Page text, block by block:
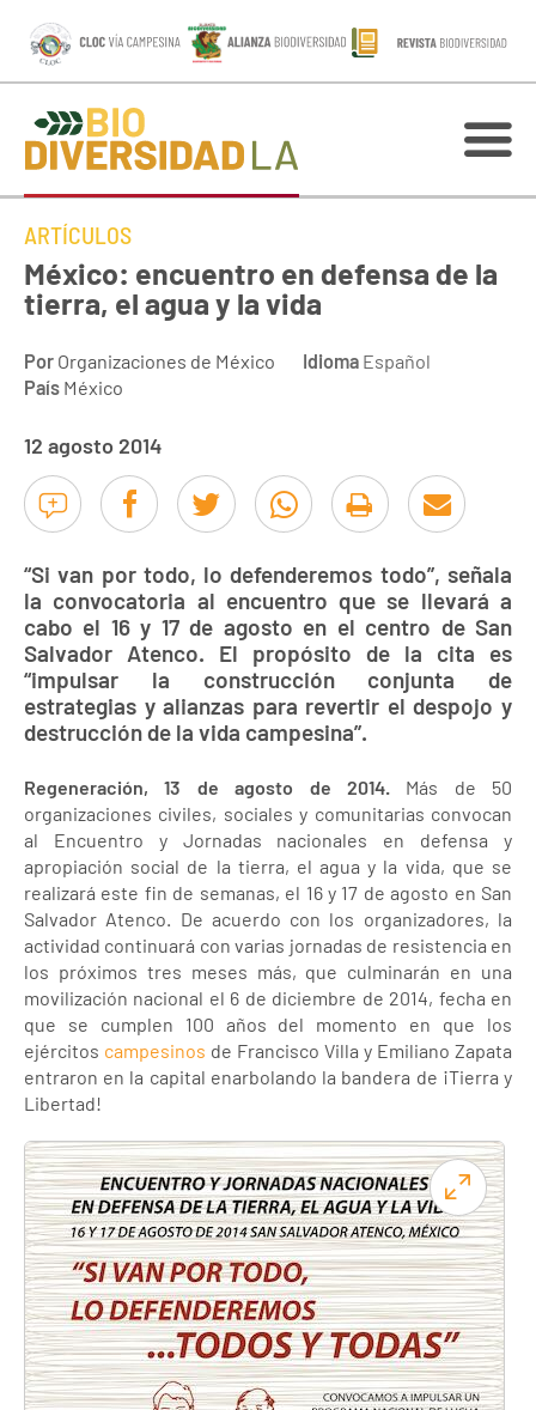
ARTÍCULOS
México: encuentro en defensa de la
tierra, el agua y la vida
Por Organizaciones de México Idioma Español
País México
12 agosto 2014
“Si van por todo, lo defenderemos todo”, señala
la convocatoria al encuentro que se llevará a
cabo el 16 y 17 de agosto en el centro de San
Salvador Atenco. El propósito de la cita es
“impulsar la construcción conjunta de
estrategias y alianzas para revertir el despojo y
destrucción de la vida campesina”.
Regeneración, 13 de agosto de 2014. Más de 50
organizaciones civiles, sociales y comunitarias convocan
al Encuentro y Jornadas nacionales en defensa y
apropiación social de la tierra, el agua y la vida, que se
realizará este fin de semanas, el 16 y 17 de agosto en San
Salvador Atenco. De acuerdo con los organizadores, la
actividad continuará con varias jornadas de resistencia en
los próximos tres meses más, que culminarán en una
movilización nacional el 6 de diciembre de 2014, fecha en
que se cumplen 100 años del momento en que los
ejércitos campesinos de Francisco Villa y Emiliano Zapata
entraron en la capital enarbolando la bandera de ¡Tierra y
Libertad!